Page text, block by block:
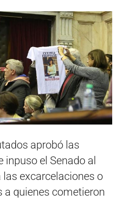
aprobó las
el Senado al
excarcelaciones o
quienes cometieron